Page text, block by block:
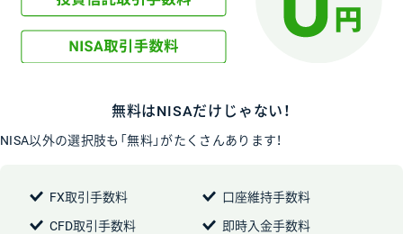
無料はNISAだけじゃない！
NISA以外の選択肢も「無料」がたくさんあります！
FX取引手数料
CFD取引手数料
口座維持手数料
即時入金手数料